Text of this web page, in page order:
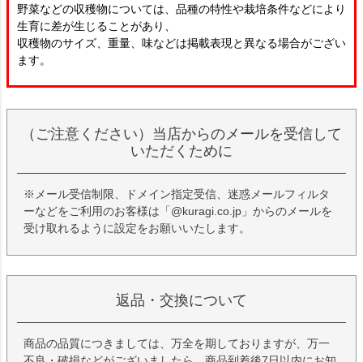
野菜などの収穫物については、品種の特性や栽培条件などにより
生育に差が生じることがあり、
収穫物のサイズ、重量、味などは掲載表現と異なる場合がござい
ます。
（ご注意ください）当店からのメールを受信して
いただくために
※メール受信制限、ドメイン指定受信、迷惑メールフィルタ
ーなどをご利用のお客様は「@kuragi.co.jp」からのメールを
受け取れるように設定をお願いいたします。
返品・交換について
商品の品質につきましては、万全を期しておりますが、万一